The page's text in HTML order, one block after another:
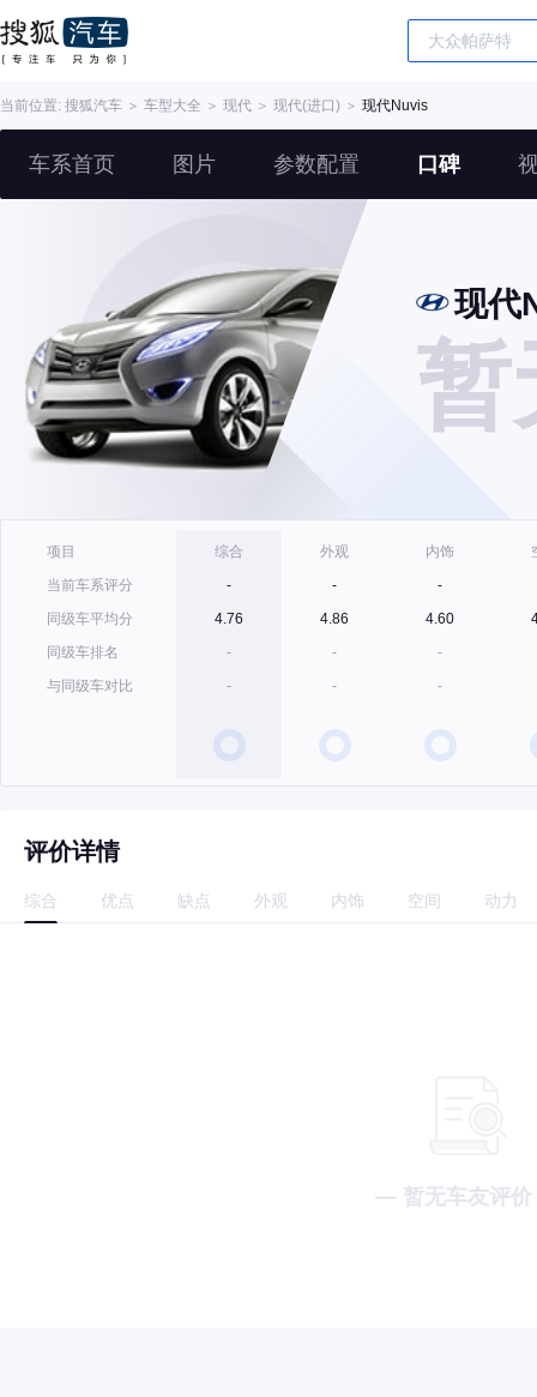
当前位置: 搜狐汽车 ＞ 车型大全 ＞ 现代 ＞ 现代(进口) ＞ 现代Nuvis
车系首页 图片 参数配置 口碑
现代
暂
项目
当前车系评分
同级车平均分
同级车排名
与同级车对比
综合
-
4.76
-
-
外观
-
4.86
-
-
内饰
-
4.60
-
-
评价详情
综合 优点 缺点 外观 内饰 空间 动力
— 暂无车友评